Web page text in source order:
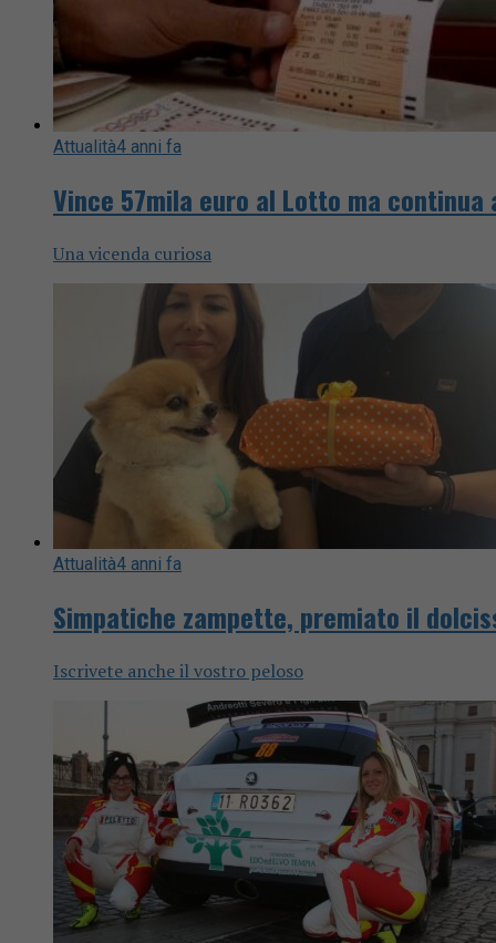
Attualità4 anni fa
Vince 57mila euro al Lotto ma
Una vicenda curiosa
Attualità4 anni fa
Simpatiche zampette, premiato il
Iscrivete anche il vostro peloso